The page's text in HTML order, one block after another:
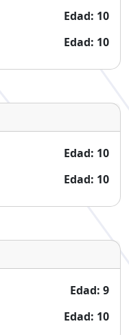
Edad: 10
Edad: 10
Edad: 10
Edad: 10
Edad: 9
Edad: 10